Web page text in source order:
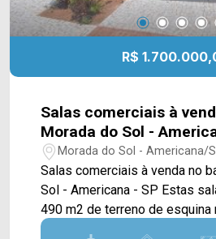
em contato com a nossa
visita!! WhatsApp e Telefone
R$
Salas comerciais à
Morada do Sol -
Morada do Sol - Americana/
Salas comerciais à venda no
Sol - Americana - SP Estas salas comercias tem
490 m2 de terreno de
construção. SALÃO LADO ESQUERDO: Jardim